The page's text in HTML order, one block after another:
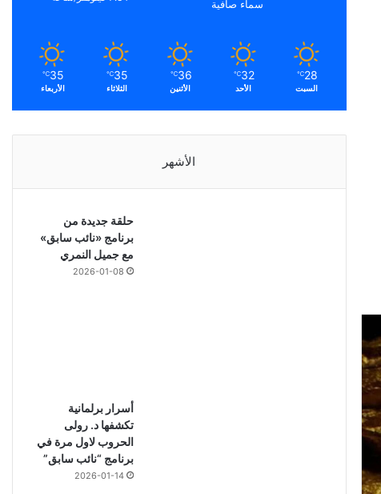
سماء صافية
28
℃
السبت
32
℃
الأحد
36
℃
الأثنين
35
℃
الثلاثاء
35
℃
الأربعاء
الأشهر
حلقة جديدة من
برنامج «نائب سابق»
مع جميل النمري
2026-01-08
أسرار برلمانية
تكشفها د. رولى
الحروب لاول مرة في
برنامج “نائب سابق”
2026-01-14